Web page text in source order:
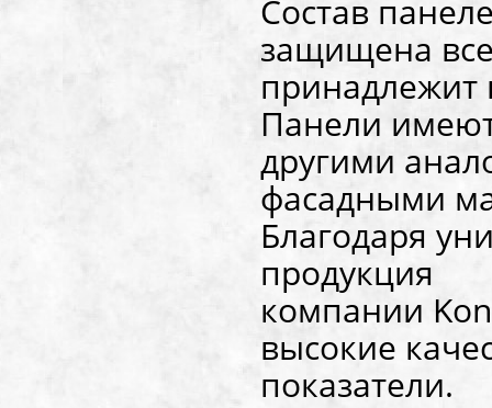
Состав
защищена
принадлежит
Панели
другими
фасадными
Благодаря
продукция
компании
высокие
показатели.